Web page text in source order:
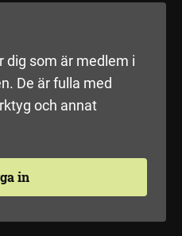
dig som är medlem i
De är fulla med
och annat
in